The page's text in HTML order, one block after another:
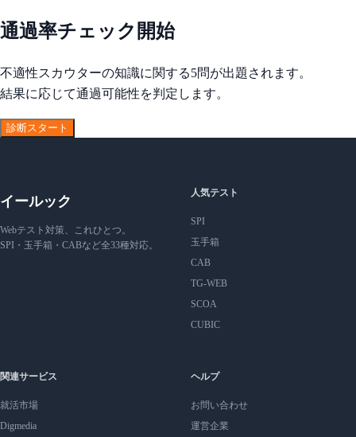
通過率チェック開始
不適性スカウターの知識に関する5問が出題されます。
結果に応じて通過可能性を判定します。
診断スタート
イールック
Webテスト対策、これひとつ。
SPI・玉手箱・CABなど全33種対応。
人気テスト
SPI
玉手箱
CAB
TG-WEB
SCOA
CUBIC
関連サービス
就活市場
Digmedia
ヘルプ
お問い合わせ
運営企業